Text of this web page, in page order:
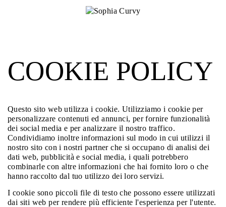
COOKIE POLICY
Questo sito web utilizza i cookie. Utilizziamo i cookie per
personalizzare contenuti ed annunci, per fornire funzionalità
dei social media e per analizzare il nostro traffico.
Condividiamo inoltre informazioni sul modo in cui utilizzi il
nostro sito con i nostri partner che si occupano di analisi dei
dati web, pubblicità e social media, i quali potrebbero
combinarle con altre informazioni che hai fornito loro o che
hanno raccolto dal tuo utilizzo dei loro servizi.
I cookie sono piccoli file di testo che possono essere utilizzati
dai siti web per rendere più efficiente l'esperienza per l'utente.